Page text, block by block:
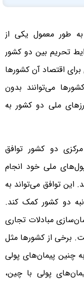
طور معمول یکی از
تحریم بین دو کشور
برای اقتصاد آن کشورها
می‌توانند بدون
ملی دو کشور به
دو کشور توافق
ملی خود انجام
این توافق می‌تواند به
دو کشور کمک کند.
مبادلات تجاری
برخی از کشورها مثل
چنین پیمان‌های پولی
پولی با چین،